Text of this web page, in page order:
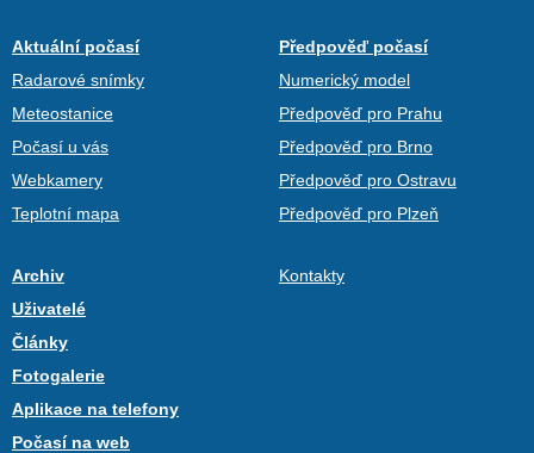
Aktuální počasí
Radarové snímky
Meteostanice
Počasí u vás
Webkamery
Teplotní mapa
Předpověď počasí
Numerický model
Předpověď pro Prahu
Předpověď pro Brno
Předpověď pro Ostravu
Předpověď pro Plzeň
Archiv
Uživatelé
Články
Fotogalerie
Aplikace na telefony
Počasí na web
Kontakty